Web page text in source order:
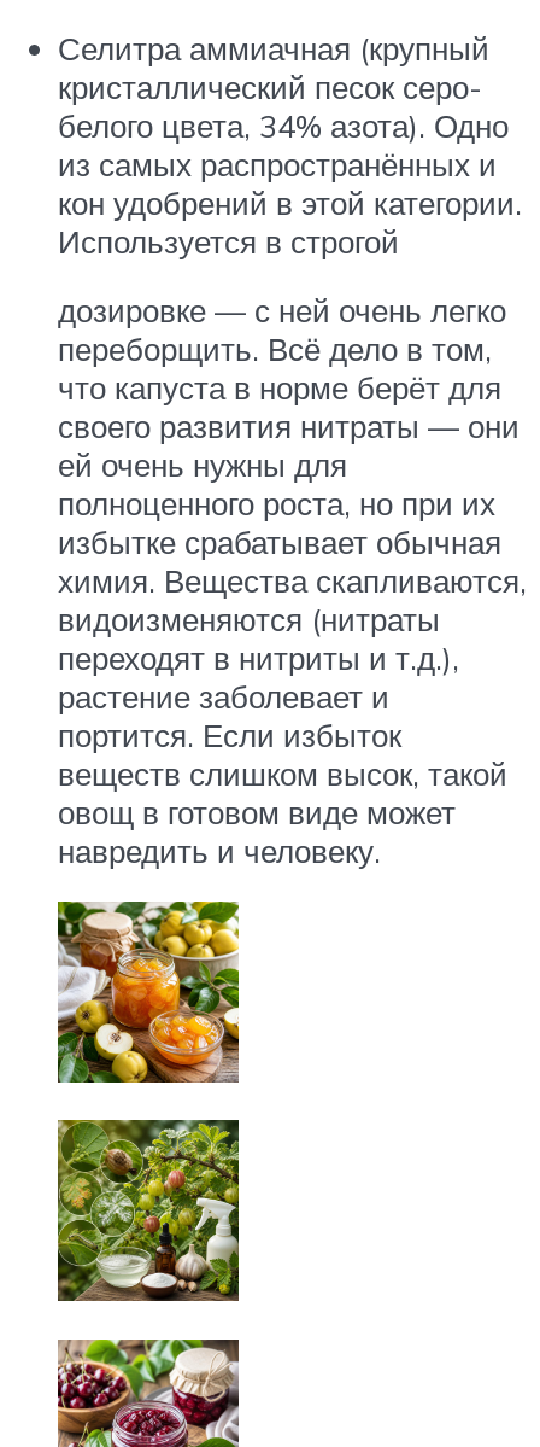
Селитра аммиачная (крупный
кристаллический песок серо-
белого цвета, 34% азота). Одно
из самых распространённых и
кон удобрений в этой категории.
Используется в строгой
дозировке — с ней очень легко
переборщить. Всё дело в том,
что капуста в норме берёт для
своего развития нитраты — они
ей очень нужны для
полноценного роста, но при их
избытке срабатывает обычная
химия. Вещества скапливаются,
видоизменяются (нитраты
переходят в нитриты и т.д.),
растение заболевает и
портится. Если избыток
веществ слишком высок, такой
овощ в готовом виде может
навредить и человеку.